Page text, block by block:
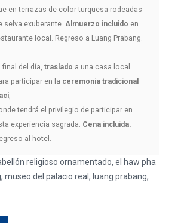
en terrazas de color turquesa rodeadas
selva exuberante. Almuerzo incluido en
local. Regreso a Luang Prabang.
final del día, traslado a una casa local
participar en la ceremonia tradicional
tendrá el privilegio de participar en
experiencia sagrada. Cena incluida.
al hotel.